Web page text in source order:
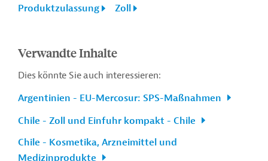
Produktzulassung
Zoll
Verwandte Inhalte
Dies könnte Sie auch interessieren:
Argentinien - EU-Mercosur: SPS-Maßnahmen
Chile - Zoll und Einfuhr kompakt - Chile
Chile - Kosmetika, Arzneimittel und
Medizinprodukte